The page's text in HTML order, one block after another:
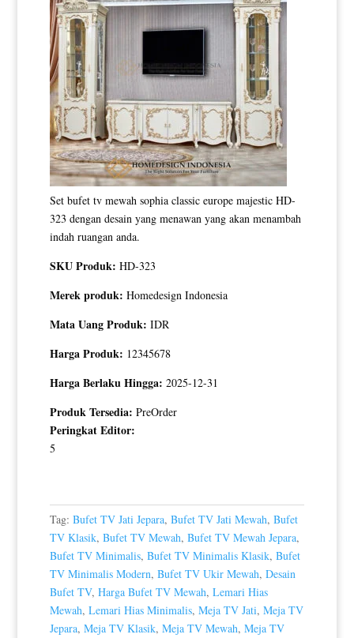
Set bufet tv mewah sophia classic europe majestic HD-
323 dengan desain yang menawan yang akan menambah
indah ruangan anda.
SKU Produk: HD-323
Merek produk: Homedesign Indonesia
Mata Uang Produk: IDR
Harga Produk: 12345678
Harga Berlaku Hingga: 2025-12-31
Produk Tersedia: PreOrder
Peringkat Editor:
5
Tag: Bufet TV Jati Jepara, Bufet TV Jati Mewah, Bufet
TV Klasik, Bufet TV Mewah, Bufet TV Mewah Jepara,
Bufet TV Minimalis, Bufet TV Minimalis Klasik, Bufet
TV Minimalis Modern, Bufet TV Ukir Mewah, Desain
Bufet TV, Harga Bufet TV Mewah, Lemari Hias
Mewah, Lemari Hias Minimalis, Meja TV Jati, Meja TV
Jepara, Meja TV Klasik, Meja TV Mewah, Meja TV